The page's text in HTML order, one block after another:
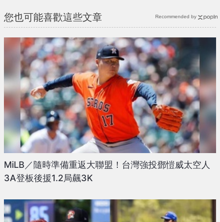
您也可能喜歡這些文章
MiLB／隨時準備重返大聯盟！台灣強投鄧愷威太空人
3A登板後援1.2局飆3K
Recommended by